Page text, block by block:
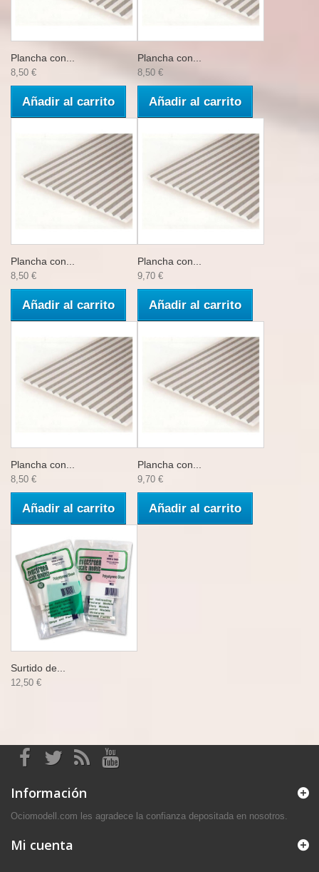
Plancha con...
8,50 €
Añadir al carrito
Plancha con...
8,50 €
Añadir al carrito
Plancha con...
8,50 €
Añadir al carrito
Plancha con...
9,70 €
Añadir al carrito
Plancha con...
8,50 €
Añadir al carrito
Plancha con...
9,70 €
Añadir al carrito
Surtido de...
12,50 €
Información
Ociomodell.com les agradece la confianza depositada en nosotros.
Mi cuenta